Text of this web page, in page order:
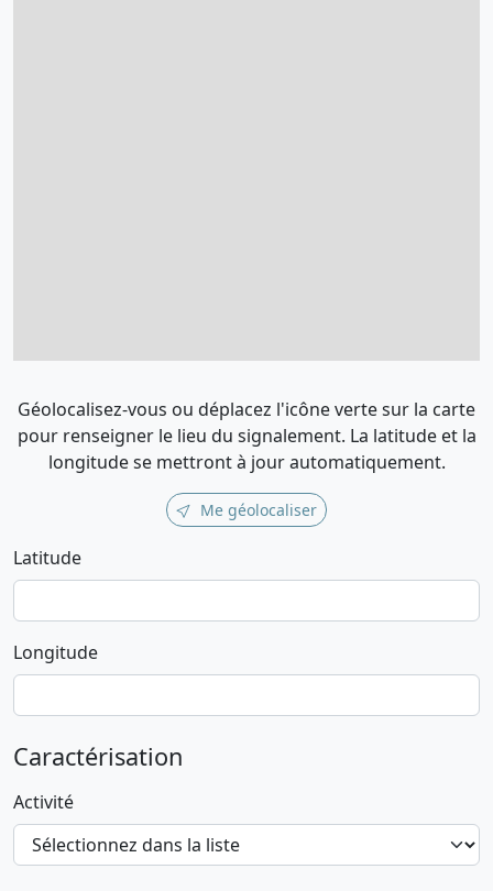
Géolocalisez-vous ou déplacez l'icône verte sur la carte
pour renseigner le lieu du signalement. La latitude et la
longitude se mettront à jour automatiquement.
Me géolocaliser
Latitude
Longitude
Caractérisation
Activité